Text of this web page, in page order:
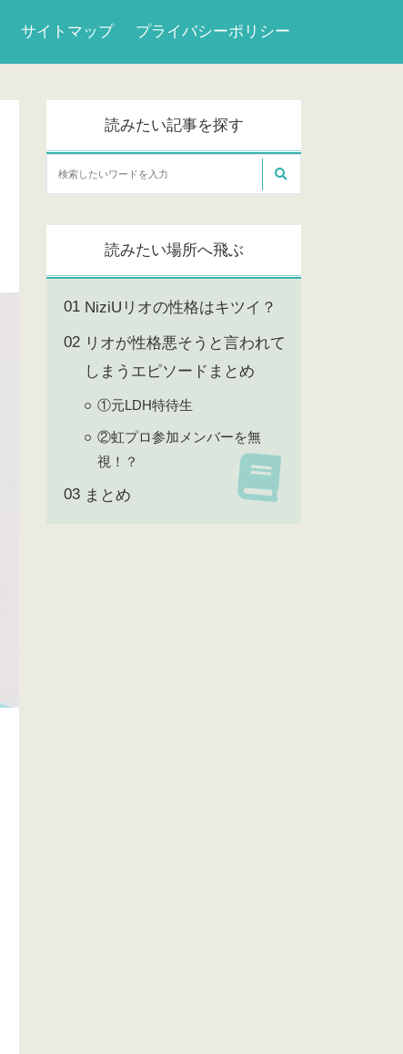
サイトマップ プライバシーポリシー
読みたい記事を探す
読みたい場所へ飛ぶ
NiziUリオの性格はキツイ？
リオが性格悪そうと言われて
しまうエピソードまとめ
①元LDH特待生
②虹プロ参加メンバーを無
視！？
まとめ